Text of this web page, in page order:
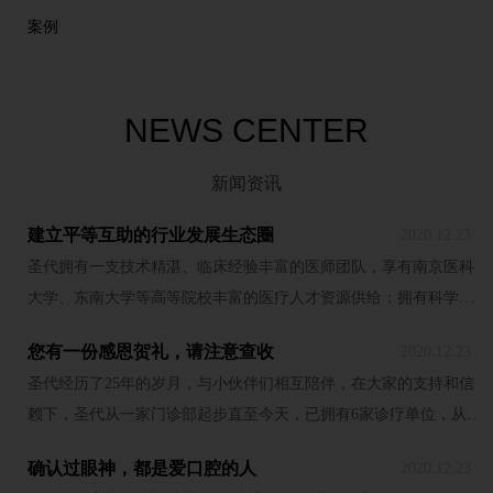
案例
NEWS CENTER
新闻资讯
建立平等互助的行业发展生态圈
圣代拥有一支技术精湛、临床经验丰富的医师团队，享有南京医科
大学、东南大学等高等院校丰富的医疗人才资源供给；拥有科学的
国“牙科健康管理师”制度，取得了显著成效。多年来，圣代先后为数
万名患者提供了专业的诊疗服务，让就诊者充分享受“无痛、微创、
人性化”的看牙服务，取得了令人满意的经济效益和社会效益。
您有一份感恩贺礼，请注意查收
圣代经历了25年的岁月，与小伙伴们相互陪伴，在大家的支持和信
赖下，圣代从一家门诊部起步直至今天，已拥有6家诊疗单位，从门
到更好的服务和诊疗，是圣代一直以来的追求与目标。值此感恩节
确认过眼神，都是爱口腔的人